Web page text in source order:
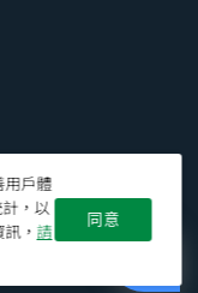
用戶體
，以
訊，請
同意
雷敦香港官網